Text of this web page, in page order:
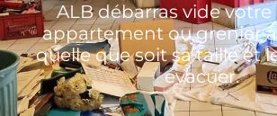
ALB débarras vide votre
appartement ou grenier
quelle que soit sa taille et
évacuer.